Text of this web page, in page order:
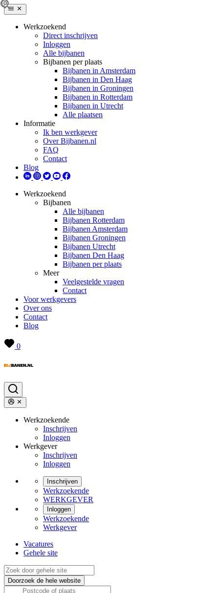
Werkzoekend
Direct inschrijven
Inloggen
Alle bijbanen
Bijbanen per plaats
Bijbanen in Amsterdam
Bijbanen in Den Haag
Bijbanen in Groningen
Bijbanen in Rotterdam
Bijbanen in Utrecht
Alle plaatsen
Informatie
Ik ben werkgever
Over Bijbanen.nl
FAQ
Contact
Blog
Werkzoekend
Bijbanen
Alle bijbanen
Bijbanen Rotterdam
Bijbanen Amsterdam
Bijbanen Groningen
Bijbanen Utrecht
Bijbanen Den Haag
Bijbanen per plaats
Meer
Veelgestelde vragen
Contact
Voor werkgevers
Over ons
Contact
Blog
0
Werkzoekende
Inschrijven
Inloggen
Werkgever
Inschrijven
Inloggen
Inschrijven
Werkzoekende
WERKGEVER
Inloggen
Werkzoekende
Werkgever
Vacatures
Gehele site